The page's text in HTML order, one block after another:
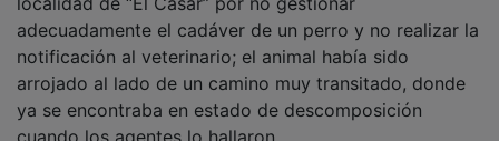
adecuadamente el cadáver de un perro y no realizar la
notificación al veterinario; el animal había sido
arrojado al lado de un camino muy transitado, donde
ya se encontraba en estado de descomposición
cuando los agentes lo hallaron.